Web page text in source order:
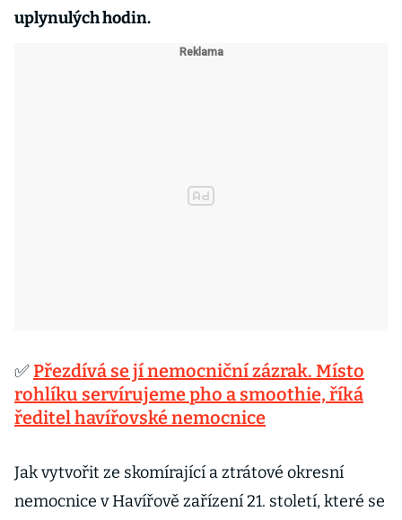
uplynulých hodin.
✅Přezdívá se jí nemocniční zázrak. Místo
rohlíku servírujeme pho a smoothie, říká
ředitel havířovské nemocnice
Jak vytvořit ze skomírající a ztrátové okresní
nemocnice v Havířově zařízení 21. století, které se